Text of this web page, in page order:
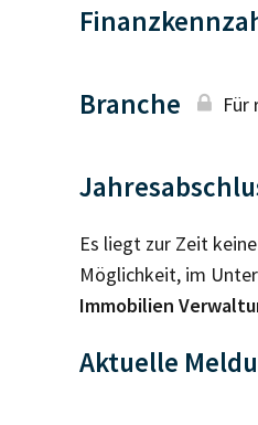
Branche Für
Es liegt zur Zeit
Möglichkeit, im
Immobilien
Aktuelle